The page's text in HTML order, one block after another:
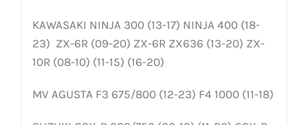
KAWASAKI NINJA 300 (13-17) NINJA 400 (18-
23) ZX-6R (09-20) ZX-6R ZX636 (13-20) ZX-
10R (08-10) (11-15) (16-20)
MV AGUSTA F3 675/800 (12-23) F4 1000 (11-18)